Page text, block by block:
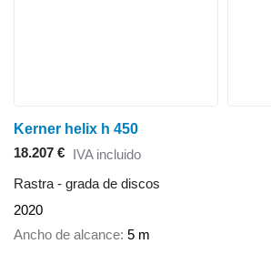
Kerner helix h 450
18.207 € IVA incluido
Rastra - grada de discos
2020
Ancho de alcance 5 m